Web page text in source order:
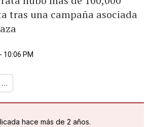
tras una campaña asociada
10:06 PM
...
hace más de 2 años.